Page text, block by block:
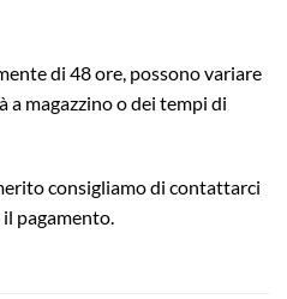
di 48 ore, possono variare
magazzino o dei tempi di
consigliamo di contattarci
pagamento.